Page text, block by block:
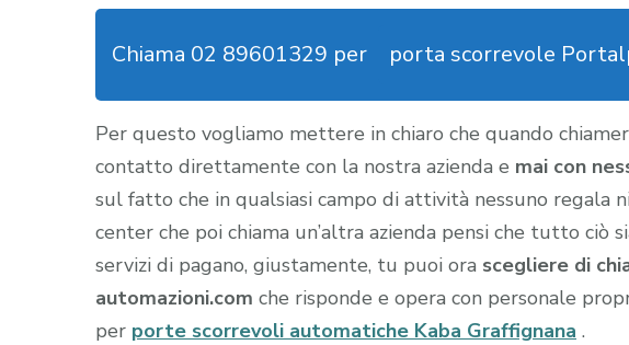
Chiama 02 89601329 per porta scorrevole
Per questo vogliamo mettere in chiaro che quando
contatto direttamente con la nostra azienda e mai con
sul fatto che in qualsiasi campo di attività nessuno regala
center che poi chiama un’altra azienda pensi che tutto ciò
servizi di pagano, giustamente, tu puoi ora scegliere di
automazioni.com che risponde e opera con personale
per porte scorrevoli automatiche Kaba Graffignana .